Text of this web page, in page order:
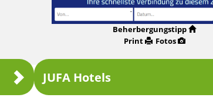
Beherbergungstipp
Print
Fotos
JUFA Hotels